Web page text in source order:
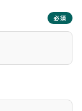
必須